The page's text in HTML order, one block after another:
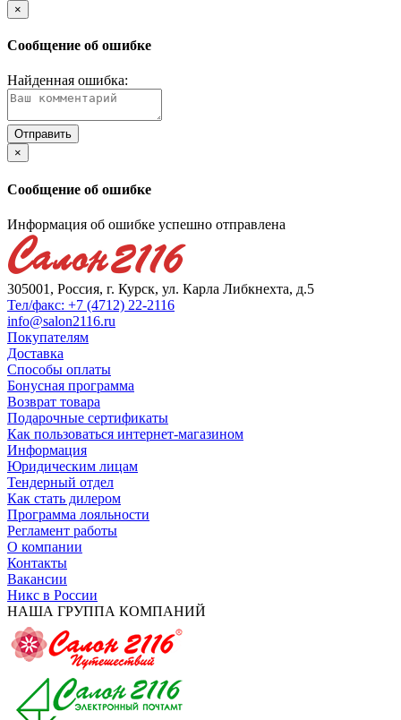
×
Сообщение об ошибке
Найденная ошибка:
×
Сообщение об ошибке
Информация об ошибке успешно отправлена
305001, Россия, г. Курск, ул. Карла Либкнехта, д.5
Тел/факс: +7 (4712) 22-2116
info@salon2116.ru
Покупателям
Доставка
Способы оплаты
Бонусная программа
Возврат товара
Подарочные сертификаты
Как пользоваться интернет-магазином
Информация
Юридическим лицам
Тендерный отдел
Как стать дилером
Программа лояльности
Регламент работы
О компании
Контакты
Вакансии
Никс в России
НАША ГРУППА КОМПАНИЙ